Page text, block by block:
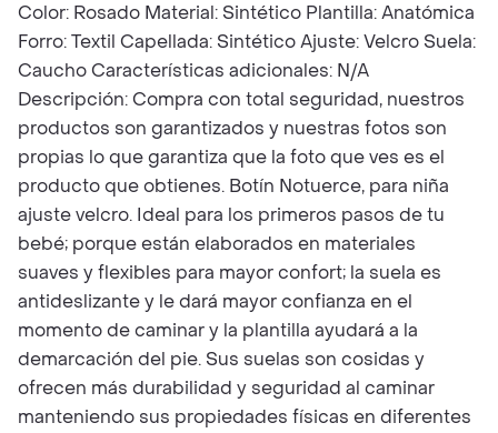
Color: Rosado Material: Sintético Plantilla: Anatómica
Forro: Textil Capellada: Sintético Ajuste: Velcro Suela:
Caucho Características adicionales: N/A
Descripción: Compra con total seguridad, nuestros
productos son garantizados y nuestras fotos son
propias lo que garantiza que la foto que ves es el
producto que obtienes. Botín Notuerce, para niña
ajuste velcro. Ideal para los primeros pasos de tu
bebé; porque están elaborados en materiales
suaves y flexibles para mayor confort; la suela es
antideslizante y le dará mayor confianza en el
momento de caminar y la plantilla ayudará a la
demarcación del pie. Sus suelas son cosidas y
ofrecen más durabilidad y seguridad al caminar
manteniendo sus propiedades físicas en diferentes